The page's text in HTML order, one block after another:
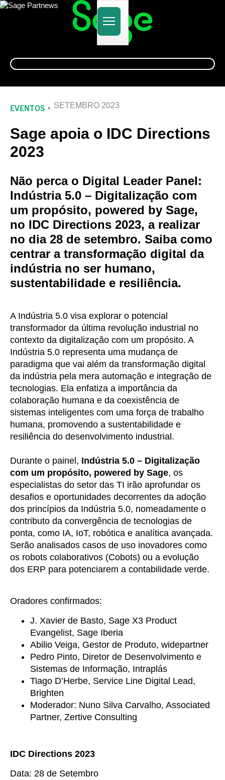
Alternar
navegação
EVENTOS SETEMBRO 2023
Sage apoia o IDC Directions
2023
Não perca o Digital Leader Panel:
Indústria 5.0 – Digitalização com
um propósito, powered by Sage,
no IDC Directions 2023, a realizar
no dia 28 de setembro. Saiba como
centrar a transformação digital da
indústria no ser humano,
sustentabilidade e resiliência.
A Indústria 5.0 visa explorar o potencial
transformador da última revolução industrial no
contexto da digitalização com um propósito. A
Indústria 5.0 representa uma mudança de
paradigma que vai além da transformação digital
da indústria pela mera automação e integração de
tecnologias. Ela enfatiza a importância da
colaboração humana e da coexistência de
sistemas inteligentes com uma força de trabalho
humana, promovendo a sustentabilidade e
resiliência do desenvolvimento industrial.
Durante o painel, Indústria 5.0 – Digitalização
com um propósito, powered by Sage, os
especialistas do setor das TI irão aprofundar os
desafios e oportunidades decorrentes da adoção
dos princípios da Indústria 5.0, nomeadamente o
contributo da convergência de tecnologias de
ponta, como IA, IoT, robótica e analítica avançada.
Serão analisados casos de uso inovadores como
os robots colaborativos (Cobots) ou a evolução
dos ERP para potenciarem a contabilidade verde.
Oradores confirmados:
J. Xavier de Basto, Sage X3 Product
Evangelist, Sage Iberia
Abilio Veiga, Gestor de Produto, widepartner
Pedro Pinto, Diretor de Desenvolvimento e
Sistemas de Informação, Intraplás
Tiago D’Herbe, Service Line Digital Lead,
Brighten
Moderador: Nuno Silva Carvalho, Associated
Partner, Zertive Consulting
IDC Directions 2023
Data: 28 de Setembro